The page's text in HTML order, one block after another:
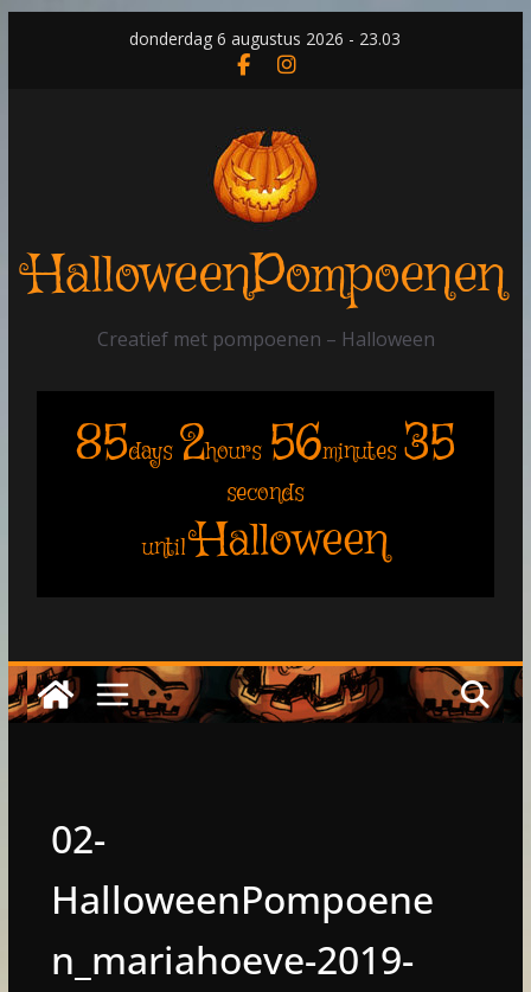
donderdag 6 augustus 2026 - 23.03
HalloweenPompoenen
Creatief met pompoenen – Halloween
85days 2hours 56minutes 35
seconds
until Halloween
02-
HalloweenPompoene
n_mariahoeve-2019-